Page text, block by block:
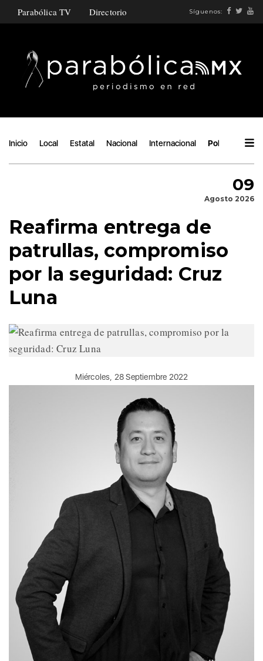
Parabólica TV Directorio Síguenos:
Inicio Local Estatal Nacional Internacional Política
09
Agosto 2026
Reafirma entrega de
patrullas, compromiso
por la seguridad: Cruz
Luna
Miércoles, 28 Septiembre 2022